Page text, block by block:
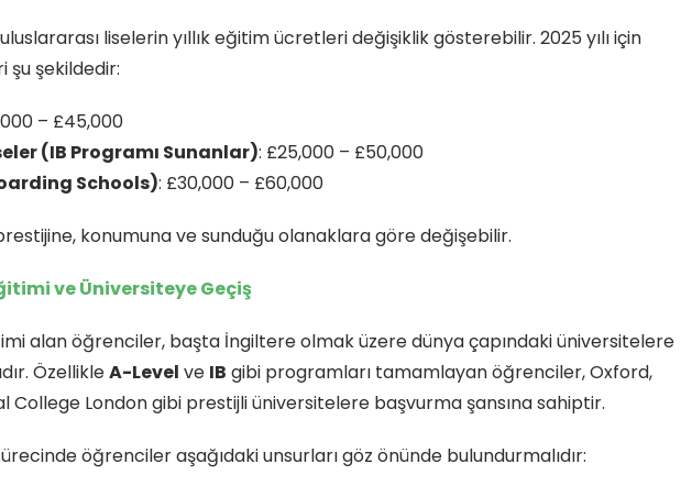
liselerin yıllık eğitim ücretleri değişiklik gösterebilir. 2025 yılı için
şu şekildedir:
– £45,000
(IB Programı Sunanlar): £25,000 – £50,000
Schools): £30,000 – £60,000
konumuna ve sunduğu olanaklara göre değişebilir.
ve Üniversiteye Geçiş
alan öğrenciler, başta İngiltere olmak üzere dünya çapındaki üniversitelere
ÖzellikleA-Level ve IB gibi programları tamamlayan öğrenciler, Oxford,
College London gibi prestijli üniversitelere başvurma şansına sahiptir.
öğrenciler aşağıdaki unsurları göz önünde bulundurmalıdır: